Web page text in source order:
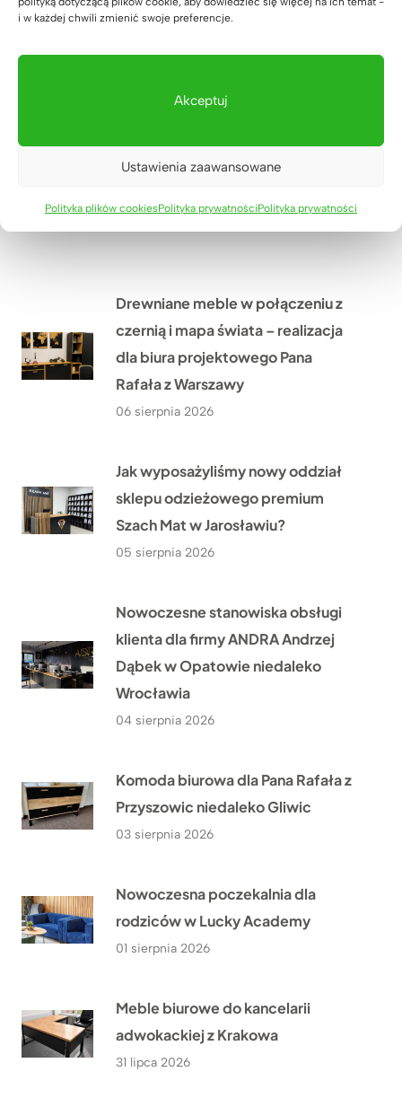
i w każdej chwili zmienić swoje preferencje.
Akceptuj
Ustawienia zaawansowane
Polityka plików cookiesPolityka prywatnościPolityka prywatności
adwokackiej z Krakowa
Drewniane meble w połączeniu z
czernią i mapa świata – realizacja
dla biura projektowego Pana
Rafała z Warszawy
06 sierpnia 2026
Jak wyposażyliśmy nowy oddział
sklepu odzieżowego premium
Szach Mat w Jarosławiu?
05 sierpnia 2026
Nowoczesne stanowiska obsługi
klienta dla firmy ANDRA Andrzej
Dąbek w Opatowie niedaleko
Wrocławia
04 sierpnia 2026
Komoda biurowa dla Pana Rafała z
Przyszowic niedaleko Gliwic
03 sierpnia 2026
Nowoczesna poczekalnia dla
rodziców w Lucky Academy
01 sierpnia 2026
Meble biurowe do kancelarii
adwokackiej z Krakowa
31 lipca 2026